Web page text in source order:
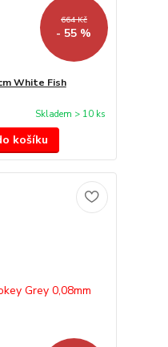
664 Kč
- 55 %
White Fish
Skladem > 10 ks
košíku